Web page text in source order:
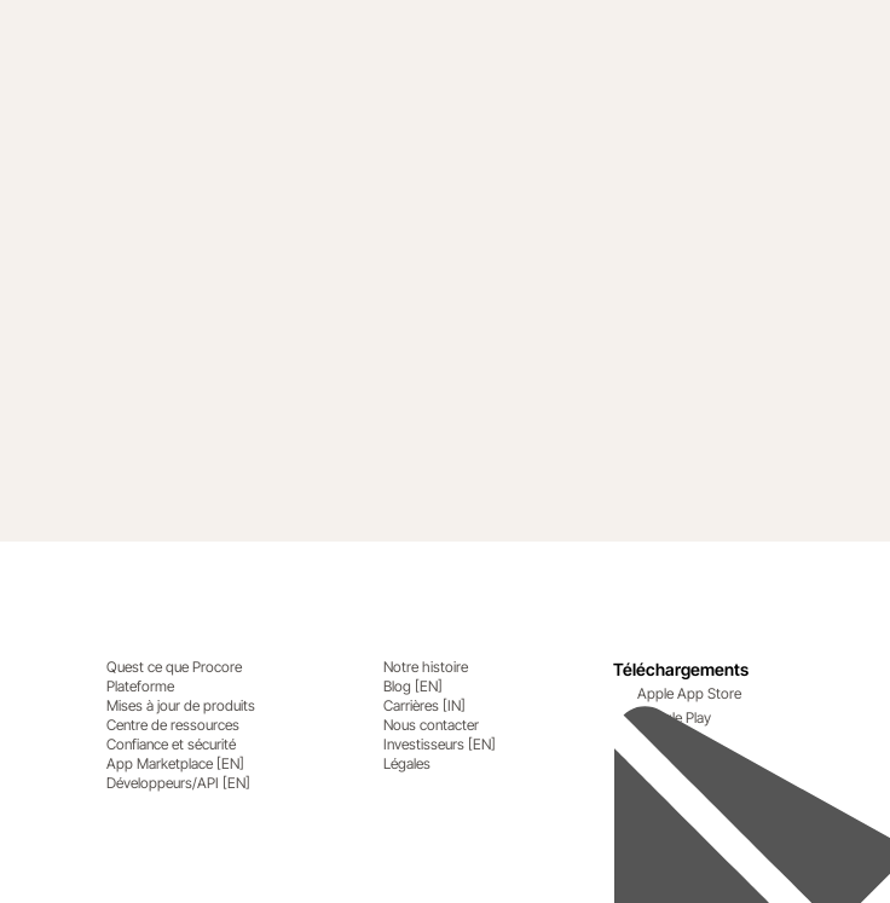
Quest ce que Procore
Plateforme
Mises à jour de produits
Centre de ressources
Confiance et sécurité
App Marketplace [EN]
Développeurs/API [EN]
Notre histoire
Blog [EN]
Carrières [IN]
Nous contacter
Investisseurs [EN]
Légales
Téléchargements
Apple App Store
Google Play